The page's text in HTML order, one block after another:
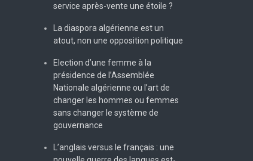
service après-vente une étoile ?
La diaspora algérienne est un
atout, non une opposition politique
Election d’une femme à la
présidence de l’Assemblée
Nationale algérienne ou l’art de
changer les hommes ou femmes
sans changer le système de
gouvernance
L’anglais versus le français : une